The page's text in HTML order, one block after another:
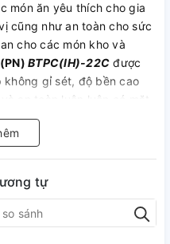
món ăn yêu thích cho gia
cũng như an toàn cho sức
cho các món kho và
BTPC(IH)-22C được
gỉ sét, độ bền cao
an toàn luôn luôn có mặt
hài hòa với cảm giác
độ bền cao theo thời gian
tự